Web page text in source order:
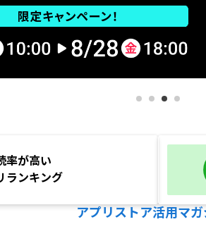
率が高い
ランキング
アプリストア活用マガ